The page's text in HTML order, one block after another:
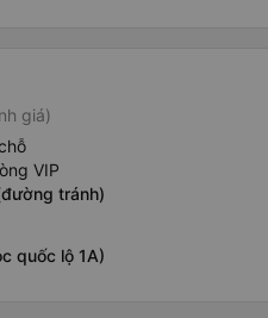
giá)
VIP
tránh)
quốc lộ 1A)